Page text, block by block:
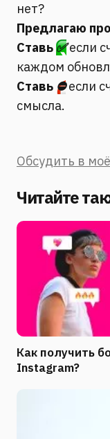
нет?
Предлагаю
Ставь✅если
каждом
Ставь ⛔️если
смысла.
Обсудить в
Читайте
Как получить
Instagram?